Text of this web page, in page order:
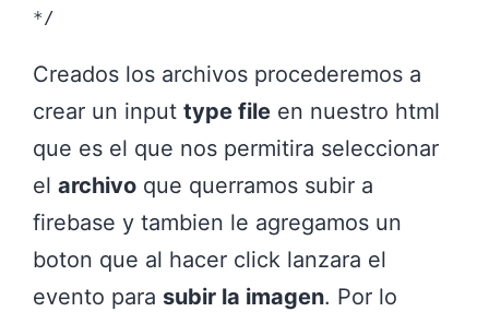
Creados los archivos procederemos a
crear un input type file en nuestro html
que es el que nos permitira seleccionar
el archivo que querramos subir a
firebase y tambien le agregamos un
boton que al hacer click lanzara el
evento para subir la imagen. Por lo